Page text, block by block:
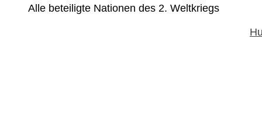
Alle beteiligte Nationen des 2. Weltkriegs